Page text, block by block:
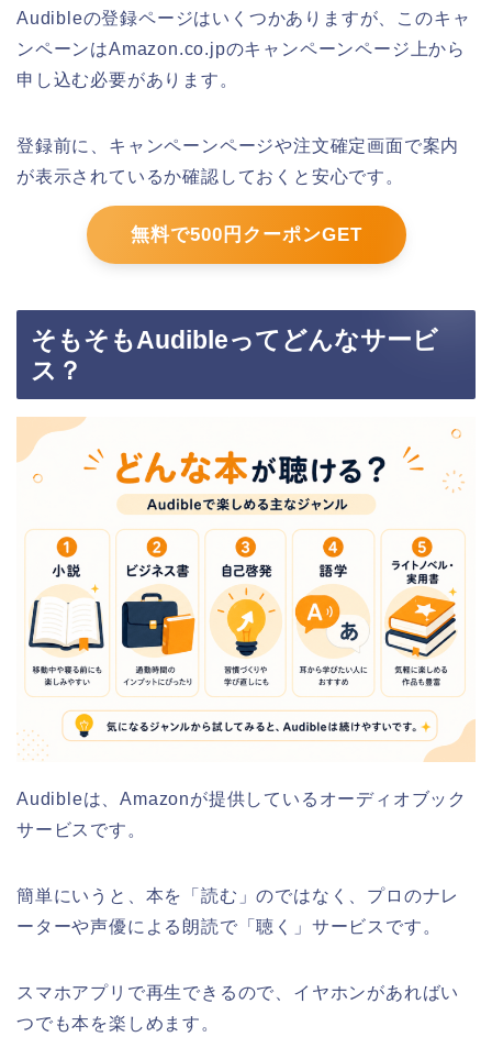
Audibleの登録ページはいくつかありますが、このキャ
ンペーンはAmazon.co.jpのキャンペーンページ上から
申し込む必要があります。
登録前に、キャンペーンページや注文確定画面で案内
が表示されているか確認しておくと安心です。
無料で500円クーポンGET
そもそもAudibleってどんなサービ
ス？
Audibleは、Amazonが提供しているオーディオブック
サービスです。
簡単にいうと、本を「読む」のではなく、プロのナレ
ーターや声優による朗読で「聴く」サービスです。
スマホアプリで再生できるので、イヤホンがあればい
つでも本を楽しめます。